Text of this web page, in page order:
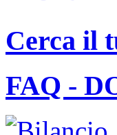
Cerca il
FAQ -